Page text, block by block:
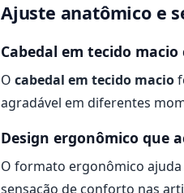
Ajuste anatômico e
Cabedal em tecido
O cabedal em tecido macio
agradável em diferentes
Design ergonômico que
O formato ergonômico ajuda
sensação de conforto nas